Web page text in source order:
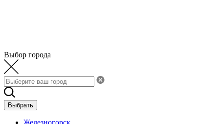
Выбор города
Выбрать
Железногорск